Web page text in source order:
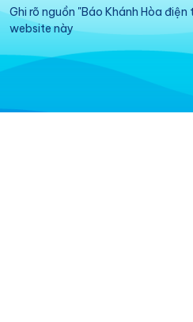
Ghi rõ nguồn "Báo Khánh Hòa
website này